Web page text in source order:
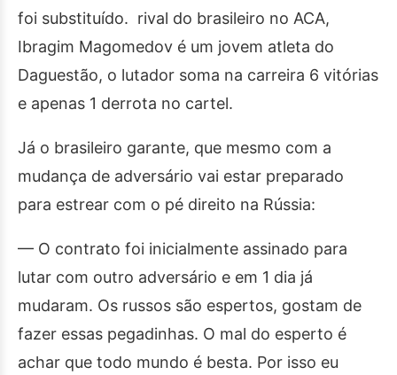
foi substituído. rival do brasileiro no ACA,
Ibragim Magomedov é um jovem atleta do
Daguestão, o lutador soma na carreira 6 vitórias
e apenas 1 derrota no cartel.
Já o brasileiro garante, que mesmo com a
mudança de adversário vai estar preparado
para estrear com o pé direito na Rússia:
— O contrato foi inicialmente assinado para
lutar com outro adversário e em 1 dia já
mudaram. Os russos são espertos, gostam de
fazer essas pegadinhas. O mal do esperto é
achar que todo mundo é besta. Por isso eu